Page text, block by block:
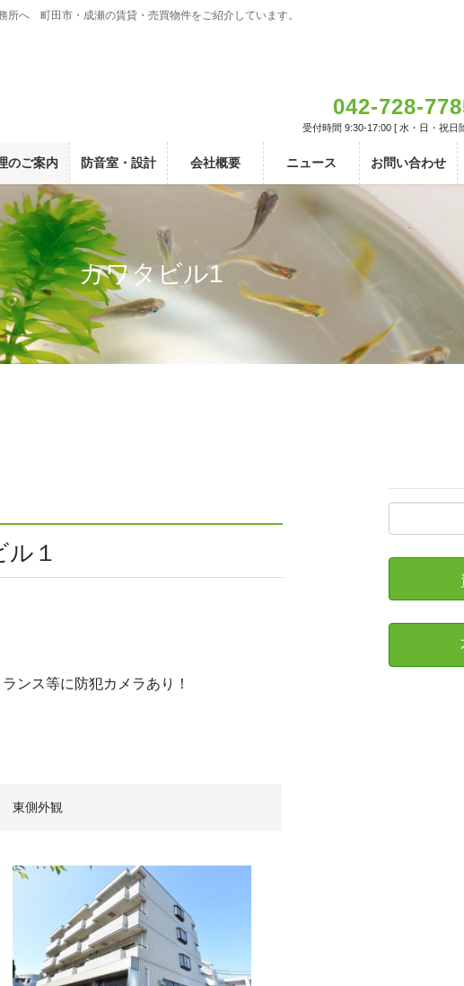
へ 町田市・成瀬の賃貸・売買物件をご紹介しています。
042-728-
受付時間 9:30-17:00 [ 水・日・祝日
のご案内 防音室・設計 会社概要 ニュース お問い合わせ
カワタビル1
１
ンス等に防犯カメラあり！
東側外観